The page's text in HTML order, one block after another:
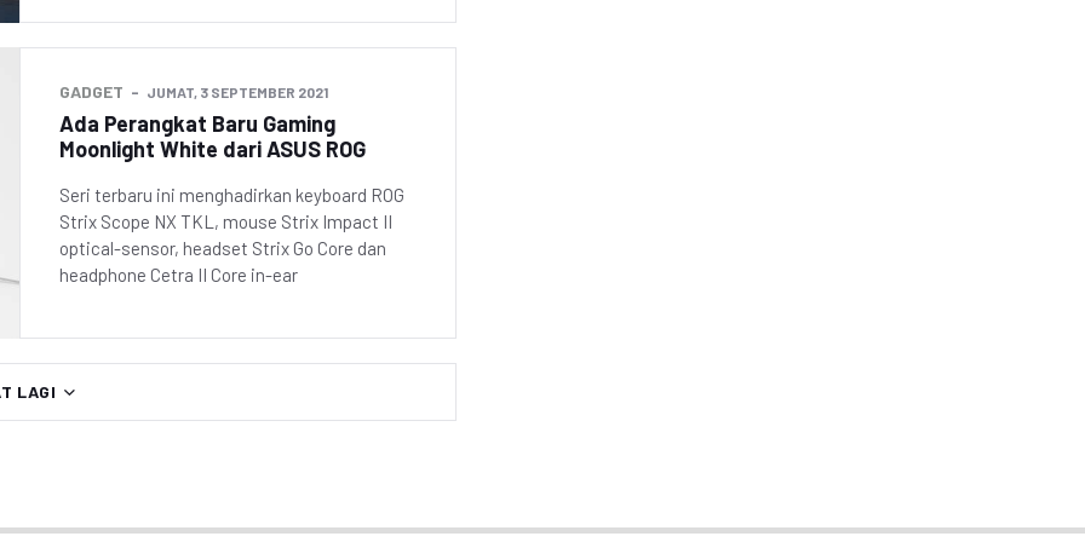
GADGET JUMAT, 3 SEPTEMBER 2021
Ada Perangkat Baru Gaming
Moonlight White dari ASUS ROG
Seri terbaru ini menghadirkan keyboard ROG
Strix Scope NX TKL, mouse Strix Impact II
optical-sensor, headset Strix Go Core dan
headphone Cetra II Core in-ear
LAGI